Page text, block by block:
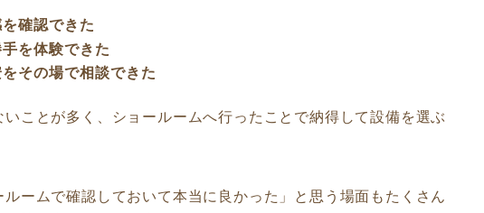
確認できた
を体験できた
その場で相談できた
ことが多く、ショールームへ行ったことで納得して設備を選ぶ
ームで確認しておいて本当に良かった」と思う場面もたくさん